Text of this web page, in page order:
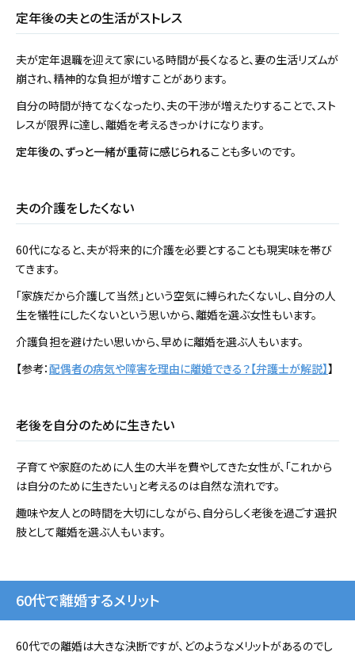
定年後の夫との生活がストレス
夫が定年退職を迎えて家にいる時間が長くなると、妻の生活リズムが
崩され、精神的な負担が増すことがあります。
自分の時間が持てなくなったり、夫の干渉が増えたりすることで、スト
レスが限界に達し、離婚を考えるきっかけになります。
定年後の、ずっと一緒が重荷に感じられることも多いのです。
夫の介護をしたくない
60代になると、夫が将来的に介護を必要とすることも現実味を帯び
てきます。
「家族だから介護して当然」という空気に縛られたくないし、自分の人
生を犠牲にしたくないという思いから、離婚を選ぶ女性もいます。
介護負担を避けたい思いから、早めに離婚を選ぶ人もいます。
【参考：配偶者の病気や障害を理由に離婚できる？【弁護士が解説】】
老後を自分のために生きたい
子育てや家庭のために人生の大半を費やしてきた女性が、「これから
は自分のために生きたい」と考えるのは自然な流れです。
趣味や友人との時間を大切にしながら、自分らしく老後を過ごす選択
肢として離婚を選ぶ人もいます。
60代で離婚するメリット
60代での離婚は大きな決断ですが、どのようなメリットがあるのでし